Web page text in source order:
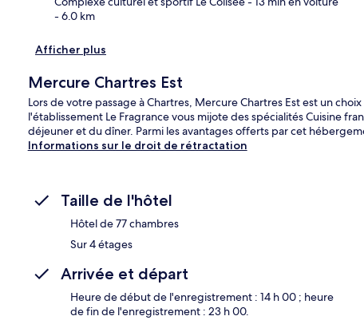
- 6.0 km
Afficher plus
Mercure Chartres Est
Lors de votre passage à Chartres, Mercure Chartres Est est un
l'établissement Le Fragrance vous mijote des spécialités Cuisine
déjeuner et du dîner. Parmi les avantages offerts par cet
Informations sur le droit de rétractation
Taille de l'hôtel
Hôtel de 77 chambres
Sur 4 étages
Arrivée et départ
Heure de début de l'enregistrement : 14 h 00 ; heure
de fin de l'enregistrement : 23 h 00.